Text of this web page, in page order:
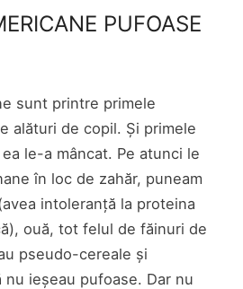
PUFOASE
sunt printre primele
alături de copil. Și primele
le-a mâncat. Pe atunci le
în loc de zahăr, puneam
intoleranță la proteina
ouă, tot felul de făinuri de
pseudo-cereale și
nu ieșeau pufoase. Dar nu